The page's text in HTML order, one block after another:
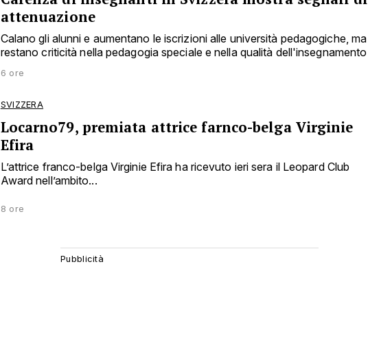
attenuazione
Calano gli alunni e aumentano le iscrizioni alle università pedagogiche, ma
restano criticità nella pedagogia speciale e nella qualità dell'insegnamento
6 ore
SVIZZERA
Locarno79, premiata attrice farnco-belga Virginie
Efira
L’attrice franco-belga Virginie Efira ha ricevuto ieri sera il Leopard Club
Award nell’ambito...
8 ore